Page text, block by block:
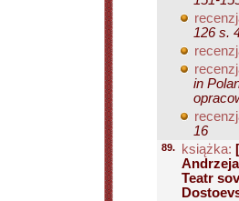
126 s.
in
16
89. książka:
Teatr